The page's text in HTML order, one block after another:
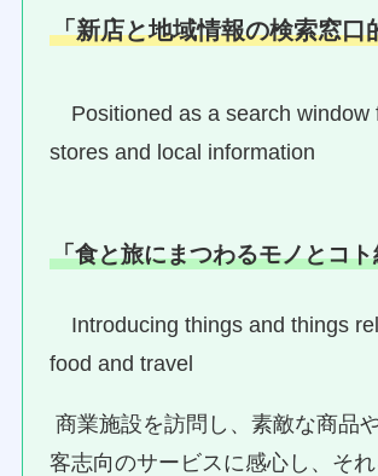
「新店と地域情報の検索窓口
Positioned as a search window
stores and local information
「食と旅にまつわるモノとコ
Introducing things and things
food and travel
商業施設を訪問し、素敵な商品
客志向のサービスに感心し、そ